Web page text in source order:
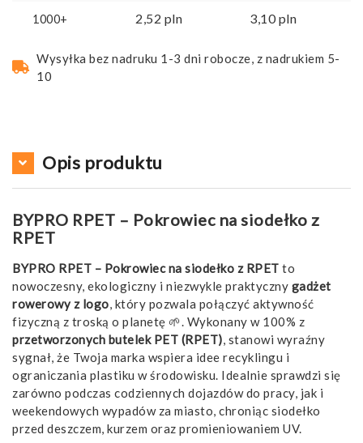
1000+ 2,52 pln 3,10pln
Wysyłka bez nadruku 1-3 dni robocze, z nadrukiem 5-
10
Opis produktu
BYPRO RPET – Pokrowiec na siodełko z
RPET
BYPRO RPET – Pokrowiec na siodełko z RPET to
nowoczesny, ekologiczny i niezwykle praktyczny gadżet
rowerowy z logo, który pozwala połączyć aktywność
fizyczną z troską o planetę 🌱. Wykonany w 100% z
przetworzonych butelek PET (RPET), stanowi wyraźny
sygnał, że Twoja marka wspiera idee recyklingu i
ograniczania plastiku w środowisku. Idealnie sprawdzi się
zarówno podczas codziennych dojazdów do pracy, jak i
weekendowych wypadów za miasto, chroniąc siodełko
przed deszczem, kurzem oraz promieniowaniem UV.